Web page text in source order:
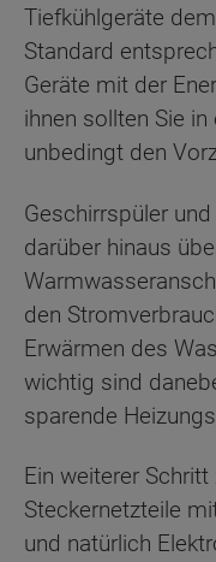
Tiefkühlgeräte
Standard
Geräte mit der
ihnen sollten Sie
unbedingt den
Geschirrspüler
darüber hinaus
den
Erwärmen des
wichtig sind
sparende
Ein weiterer
Steckernetzteile
und natürlich